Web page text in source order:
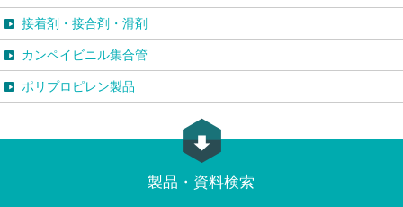
接着剤・接合剤・滑剤
カンペイビニル集合管
ポリプロピレン製品
製品・資料検索